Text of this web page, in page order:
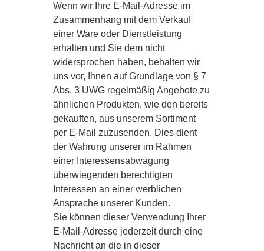
Wenn wir Ihre E-Mail-Adresse im
Zusammenhang mit dem Verkauf
einer Ware oder Dienstleistung
erhalten und Sie dem nicht
widersprochen haben, behalten wir
uns vor, Ihnen auf Grundlage von § 7
Abs. 3 UWG regelmäßig Angebote zu
ähnlichen Produkten, wie den bereits
gekauften, aus unserem Sortiment
per E-Mail zuzusenden. Dies dient
der Wahrung unserer im Rahmen
einer Interessensabwägung
überwiegenden berechtigten
Interessen an einer werblichen
Ansprache unserer Kunden.
Sie können dieser Verwendung Ihrer
E-Mail-Adresse jederzeit durch eine
Nachricht an die in dieser